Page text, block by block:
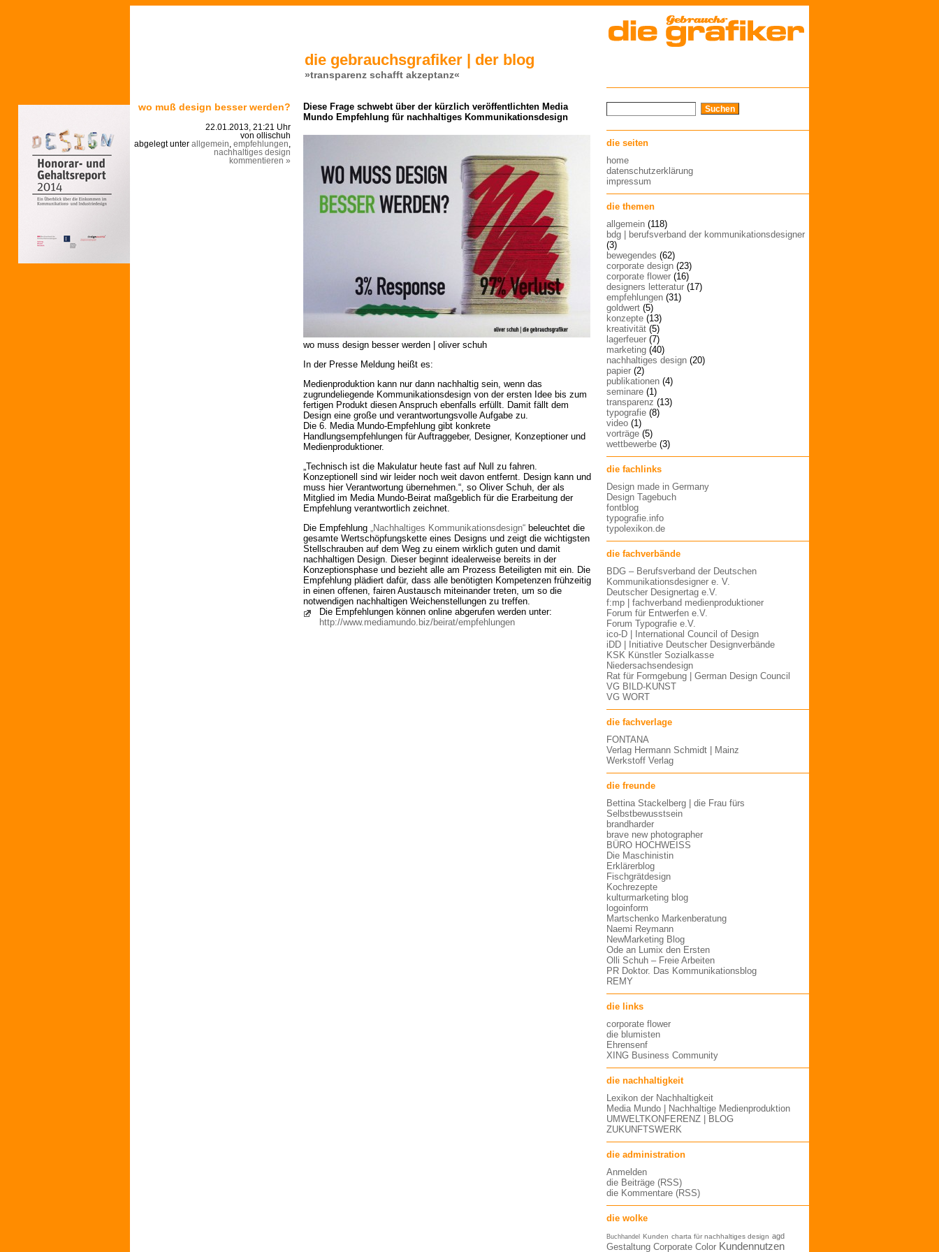
die gebrauchsgrafiker | der blog
»transparenz schafft akzeptanz«
wo muß design besser werden?
22.01.2013, 21:21 Uhr
von ollischuh
abgelegt unter allgemein empfehlungen
nachhaltiges design
kommentieren »
Diese Frage schwebt über der kürzlich veröffentlichten Media
Mundo Empfehlung für nachhaltiges Kommunikationsdesign
wo muss design besser werden | oliver schuh
In der Presse Meldung heißt es:
Medienproduktion kann nur dann nachhaltig sein, wenn das
zugrundeliegende Kommunikationsdesign von der ersten Idee bis zum
fertigen Produkt diesen Anspruch ebenfalls erfüllt. Damit fällt dem
Design eine große und verantwortungsvolle Aufgabe zu.
Die 6. Media Mundo-Empfehlung gibt konkrete
Handlungsempfehlungen für Auftraggeber, Designer, Konzeptioner und
Medienproduktioner.
„Technisch ist die Makulatur heute fast auf Null zu fahren.
Konzeptionell sind wir leider noch weit davon entfernt. Design kann und
muss hier Verantwortung übernehmen.“, so Oliver Schuh, der als
Mitglied im Media Mundo-Beirat maßgeblich für die Erarbeitung der
Empfehlung verantwortlich zeichnet.
Die Empfehlung „Nachhaltiges Kommunikationsdesign“ beleuchtet die
gesamte Wertschöpfungskette eines Designs und zeigt die wichtigsten
Stellschrauben auf dem Weg zu einem wirklich guten und damit
nachhaltigen Design. Dieser beginnt idealerweise bereits in der
Konzeptionsphase und bezieht alle am Prozess Beteiligten mit ein. Die
Empfehlung plädiert dafür, dass alle benötigten Kompetenzen frühzeitig
in einen offenen, fairen Austausch miteinander treten, um so die
notwendigen nachhaltigen Weichenstellungen zu treffen.
Die Empfehlungen können online abgerufen werden unter:
http://www.mediamundo.biz/beirat/empfehlungen
die seiten
home
datenschutzerklärung
impressum
die themen
allgemein (118)
bdg | berufsverband der kommunikationsdesigner
(3)
bewegendes (62)
corporate design (23)
corporate flower (16)
designers letteratur (17)
empfehlungen (31)
goldwert (5)
konzepte (13)
kreativität (5)
lagerfeuer (7)
marketing (40)
nachhaltiges design (20)
papier (2)
publikationen (4)
seminare (1)
transparenz (13)
typografie (8)
video (1)
vorträge (5)
wettbewerbe (3)
die fachlinks
Design made in Germany
Design Tagebuch
fontblog
typografie.info
typolexikon.de
die fachverbände
BDG – Berufsverband der Deutschen
Kommunikationsdesigner e. V.
Deutscher Designertag e.V.
f:mp | fachverband medienproduktioner
Forum für Entwerfen e.V.
Forum Typografie e.V.
ico-D | International Council of Design
iDD | Initiative Deutscher Designverbände
KSK Künstler Sozialkasse
Niedersachsendesign
Rat für Formgebung | German Design Council
VG BILD-KUNST
VG WORT
die fachverlage
FONTANA
Verlag Hermann Schmidt | Mainz
Werkstoff Verlag
die freunde
Bettina Stackelberg | die Frau fürs
Selbstbewusstsein
brandharder
brave new photographer
BÜRO HOCHWEISS
Die Maschinistin
Erklärerblog
Fischgrätdesign
Kochrezepte
kulturmarketing blog
logoinform
Martschenko Markenberatung
Naemi Reymann
NewMarketing Blog
Ode an Lumix den Ersten
Olli Schuh – Freie Arbeiten
PR Doktor. Das Kommunikationsblog
REMY
die links
corporate flower
die blumisten
Ehrensenf
XING Business Community
die nachhaltigkeit
Lexikon der Nachhaltigkeit
Media Mundo | Nachhaltige Medienproduktion
UMWELTKONFERENZ | BLOG
ZUKUNFTSWERK
die administration
Anmelden
die Beiträge (RSS)
die Kommentare (RSS)
die wolke
Buchhandel Kunden charta für nachhaltiges design agd
Gestaltung Corporate Color Kundennutzen